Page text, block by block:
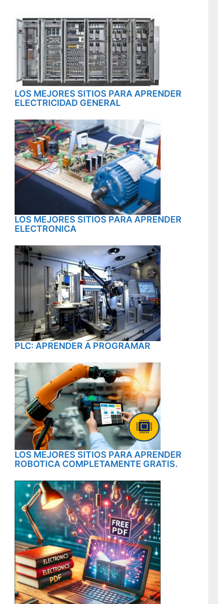
LOS MEJORES SITIOS PARA APRENDER
ELECTRICIDAD GENERAL
LOS MEJORES SITIOS PARA APRENDER
ELECTRONICA
PLC: APRENDER A PROGRAMAR
LOS MEJORES SITIOS PARA APRENDER
ROBOTICA COMPLETAMENTE GRATIS.